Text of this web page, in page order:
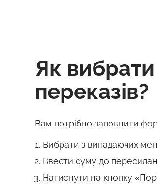
Як
переказів?
Вам потрібно заповнити
Вибрати з випадаючих
Ввести суму до
Натиснути на кнопку